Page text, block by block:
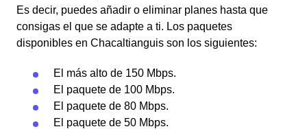
Es decir, puedes añadir o eliminar planes hasta que
consigas el que se adapte a ti. Los paquetes
disponibles en Chacaltianguis son los siguientes:
El más alto de 150 Mbps.
El paquete de 100 Mbps.
El paquete de 80 Mbps.
El paquete de 50 Mbps.